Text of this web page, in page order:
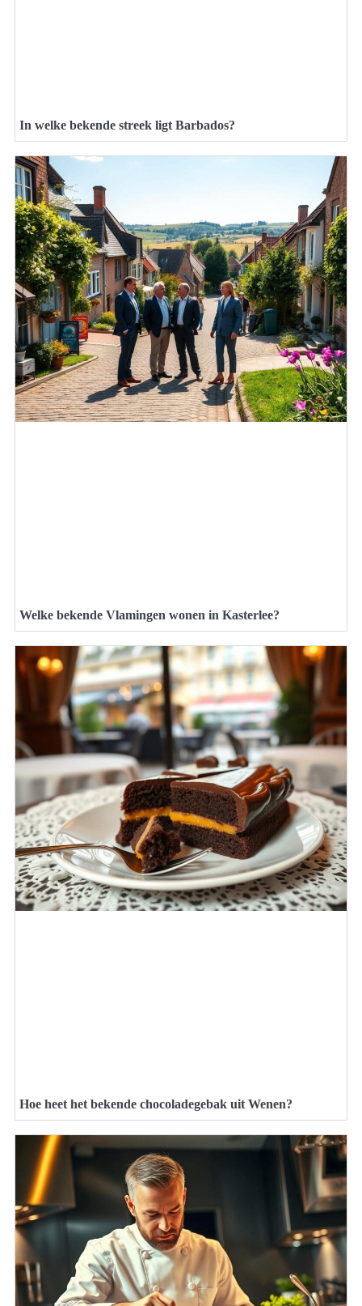
In welke bekende streek ligt Barbados?
Welke bekende Vlamingen wonen in Kasterlee?
Hoe heet het bekende chocoladegebak uit Wenen?